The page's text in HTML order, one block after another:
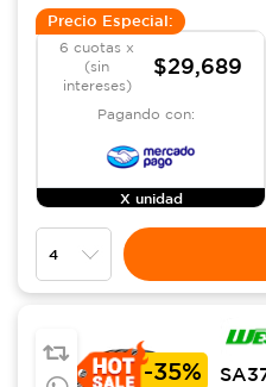
Precio Especial:
6 cuotas x
(sin
intereses)
$29,689
Pagando con:
X unidad
-35%